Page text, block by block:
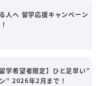
人へ 留学応援キャンペーン
学希望者限定】ひと足早い”
” 2026年2月まで！